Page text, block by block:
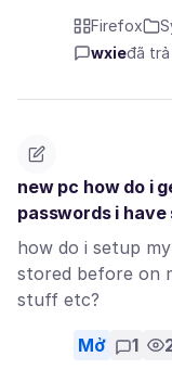
Firefox
wxieđã trả
new pc how do i
passwords i
how do i setup
stored before on
stuff etc?
Mở 1